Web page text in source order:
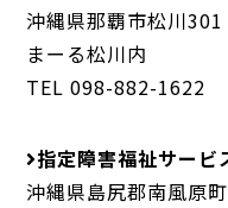
沖縄県那覇市松川
まーる松川内
TEL 098-882-1622
指定障害福祉サービ
沖縄県島尻郡南風原